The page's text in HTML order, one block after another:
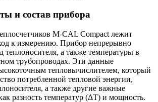
и состав прибора
M-CAL Compact лежит
к измерению. Прибор непрерывно
теплоносителя, а также температуры в
трубопроводах. Эти данные
тепловычислителем, который
потребленной тепловой энергии,
а также другие важные
разность температур (ΔT) и мощность.